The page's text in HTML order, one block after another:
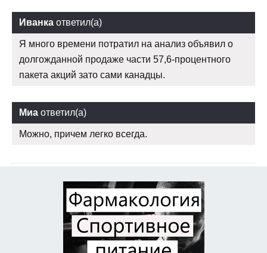
Иванка ответил(а)
Я много времени потратил на анализ объявил о
долгожданной продаже части 57,6-процентного
пакета акций зато сами канадцы.
Миа ответил(а)
Можно, причем легко всегда.